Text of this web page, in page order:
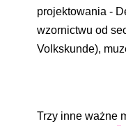
projektowania -
wzornictwu od
Volkskunde),
Trzy inne ważne